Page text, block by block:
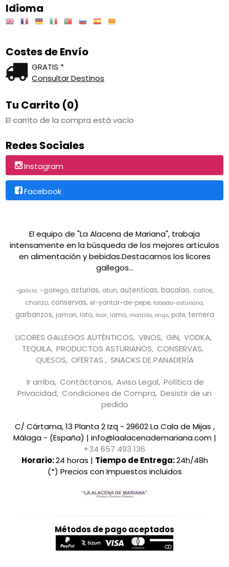
Idioma
Costes de Envío
GRATIS *
Consultar Destinos
Tu Carrito (0)
El carrito de la compra está vacío
Redes Sociales
Instagram
Facebook
El equipo de "La Alacena de Mariana", trabaja
intensamente en la búsqueda de los mejores artículos
en alimentación y bebidas.Destacamos los licores
gallegos...
-galicia -gallego asturias atun autenticas bacalao callos
chorizo conservas el-yantar-de-pepe fabada-asturiana
garbanzos jamon lata licor lomo montilla orujo pote ternera
LICORES GALLEGOS AUTÉNTICOS VINOS GIN VODKA
TEQUILA PRODUCTOS ASTURIANOS CONSERVAS
QUESOS OFERTAS SNACKS DE PANADERÍA
Ir arriba Contáctanos Aviso Legal Política de
Privacidad Condiciones de Compra Desistir de un
pedido
C/ Cártama, 13 Planta 2 Izq - 29602 La Cala de Mijas ,
Málaga - (España) | info@laalacenademariana.com |
+34 657 493 136
Horario:24 horas | Tiempo de Entrega:24h/48h
(*) Precios con Impuestos incluidos
Métodos de pago aceptados